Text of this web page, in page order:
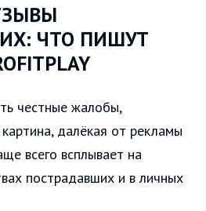
ЧТО ПИШУТ
честные жалобы,
далёкая от рекламы
всего всплывает на
пострадавших и в личных